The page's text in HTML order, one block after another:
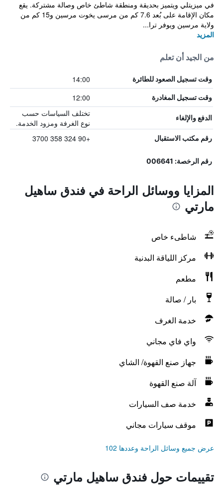
في ميزيتلي ويتميز بحديقة ومنطقة شاطئ خاص وصالة مشتركة. يقع
مكان الإقامة على بُعد 7.6 كم من مرسى يخوت مرسين و15 كم من
ولاية مرسين ويوفر ترا...
المزيد
من الجيد أن تعلم
وقت تسجيل الصعود للطائرة 14:00
وقت تسجيل المغادرة 12:00
الدفع والإلغاء
تختلف السياسات حسب
نوع الغرفة ومزود الخدمة.
رقم مكتب الاستقبال +90 324 358 3700
رقم الرخصة: 006641
المزايا ووسائل الراحة في فندق ساهيل
مارتي
شاطىء خاص
مركز اللياقة البدنية
مطعم
بار / صالة
خدمة الغرف
واي فاي مجاني
جهاز صنع القهوة/ الشاي
آلة صنع القهوة
خدمة صف السيارات
موقف سيارات مجاني
عرض جميع وسائل الراحة وعددها 102
تقييمات حول فندق ساهيل مارتي